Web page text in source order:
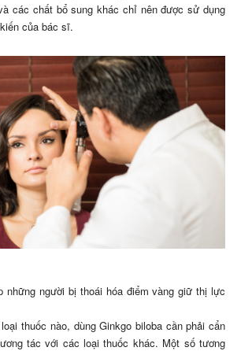
các chất bổ sung khác chỉ nên được sử dụng
của bác sĩ.
những người bị thoái hóa điểm vàng giữ thị lực
thuốc nào, dùng Ginkgo biloba cần phải cẩn
tác với các loại thuốc khác. Một số tương